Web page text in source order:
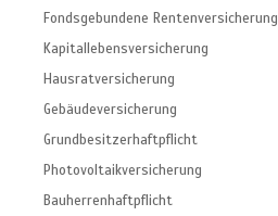
Fondsgebundene Rentenversicherung
Kapitallebensversicherung
Hausratversicherung
Gebäudeversicherung
Grundbesitzerhaftpflicht
Photovoltaikversicherung
Bauherrenhaftpflicht